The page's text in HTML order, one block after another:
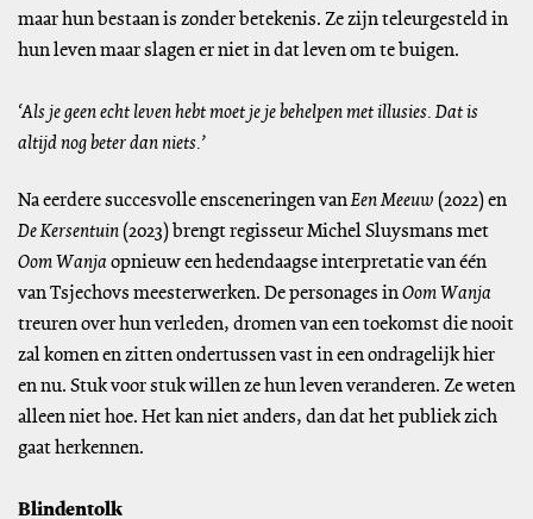
maar hun bestaan is zonder betekenis. Ze zijn teleurgesteld in
hun leven maar slagen er niet in dat leven om te buigen.
‘Als je geen echt leven hebt moet je je behelpen met illusies. Dat is
altijd nog beter dan niets.’
Na eerdere succesvolle ensceneringen vanEen Meeuw (2022) en
De Kersentuin(2023) brengt regisseur Michel Sluysmans met
Oom Wanjaopnieuw een hedendaagse interpretatie van één
van Tsjechovs meesterwerken. De personages inOom Wanja
treuren over hun verleden, dromen van een toekomst die nooit
zal komen en zitten ondertussen vast in een ondragelijk hier
en nu. Stuk voor stuk willen ze hun leven veranderen. Ze weten
alleen niet hoe. Het kan niet anders, dan dat het publiek zich
gaat herkennen.
Blindentolk